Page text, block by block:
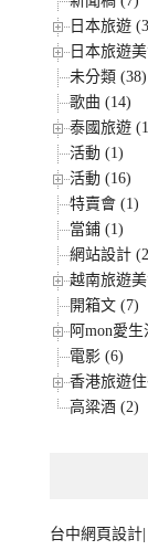
日本旅遊
日本旅遊
未分類 (38)
歌曲 (14)
泰國旅遊
活動 (1)
活動 (16)
特賣會 (1)
當鋪 (1)
網站設計
越南旅遊
開箱文 (7)
阿mon愛生
電影 (6)
香港旅遊
高粱酒 (2)
台中網頁設計